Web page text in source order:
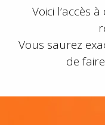
Voici l’accès
Vous saurez
de